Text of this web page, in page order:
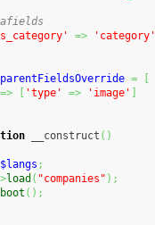
=>
'category'
=
[
=> [ 'type' => 'image' ]
__construct ( )
$langs ;
load ( "companies" ) ;
boot ( ) ;